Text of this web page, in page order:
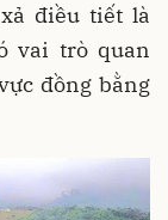
điều tiết là
vai trò quan
đồng bằng